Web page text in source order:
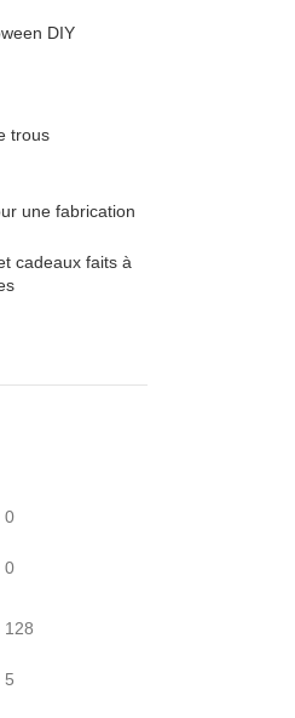
DIY
trous
cadeaux faits à
0
0
128
5